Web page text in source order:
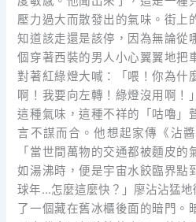
壓力過大而散發出的氣味。街上
知道該走還是該停，因為無論從
個穿著西裝的男人小心翼翼地把
對著紅綠燈大喊：「喂！你為什
啊！我要向左轉！綠燈沒用啊！
這種氣味，這種不祥的「咕嚕」
言不謀而合。他想起家傳《沾
「當世間萬物的交通都被麵皮
如湯沸時，便是宇宙水餃臨界點
球年…怎麼這麼快？」廖沾沾猛
了一個藏在舊冰櫃後面的暗門。